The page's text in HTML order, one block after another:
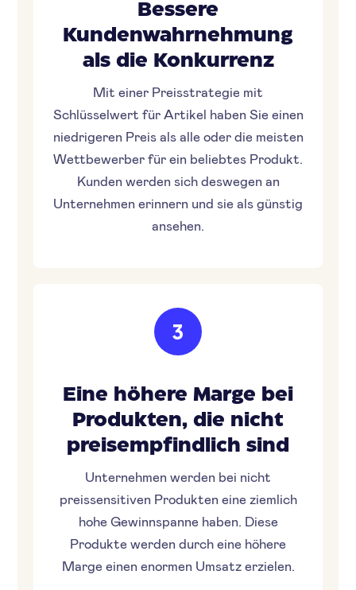
Bessere
Kundenwahrnehmung
als die Konkurrenz
Mit einer Preisstrategie mit
Schlüsselwert für Artikel haben Sie einen
niedrigeren Preis als alle oder die meisten
Wettbewerber für ein beliebtes Produkt.
Kunden werden sich deswegen an
Unternehmen erinnern und sie als günstig
ansehen.
3
Eine höhere Marge bei
Produkten, die nicht
preisempfindlich sind
Unternehmen werden bei nicht
preissensitiven Produkten eine ziemlich
hohe Gewinnspanne haben. Diese
Produkte werden durch eine höhere
Marge einen enormen Umsatz erzielen.